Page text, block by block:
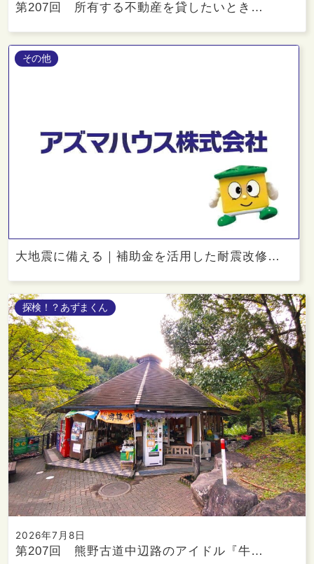
第207回 所有する不動産を貸したいとき…
その他
大地震に備える｜補助金を活用した耐震改修…
探検！？あずまくん
2026年7月8日
第207回 熊野古道中辺路のアイドル『牛…